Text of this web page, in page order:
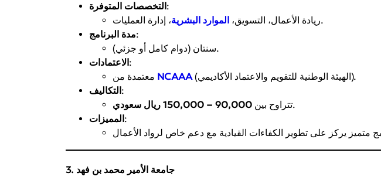
التخصصات المتوفرة:
ريادة الأعمال، التسويق، الموارد البشرية
، إدارة العمليات.
مدة البرنامج:
سنتان (دوام كامل أو جزئي).
الاعتمادات:
NCAAA
(الهيئة الوطنية للتقويم والاعتماد الأكاديمي).
التكاليف:
تتراوح بين 90,000 – 150,000 ريال سعودي
.
المميزات:
3. جامعة الأمير محمد بن فهد